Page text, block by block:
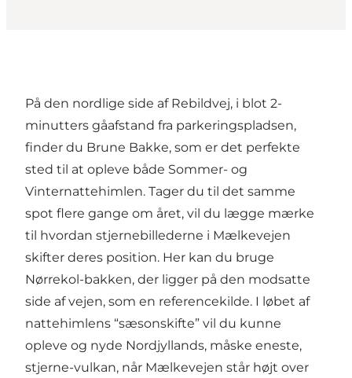
På den nordlige side af Rebildvej, i blot 2-
minutters gåafstand fra parkeringspladsen,
finder du Brune Bakke, som er det perfekte
sted til at opleve både Sommer- og
Vinternattehimlen. Tager du til det samme
spot flere gange om året, vil du lægge mærke
til hvordan stjernebillederne i Mælkevejen
skifter deres position. Her kan du bruge
Nørrekol-bakken, der ligger på den modsatte
side af vejen, som en referencekilde. I løbet af
nattehimlens “sæsonskifte” vil du kunne
opleve og nyde Nordjyllands, måske eneste,
stjerne-vulkan, når Mælkevejen står højt over